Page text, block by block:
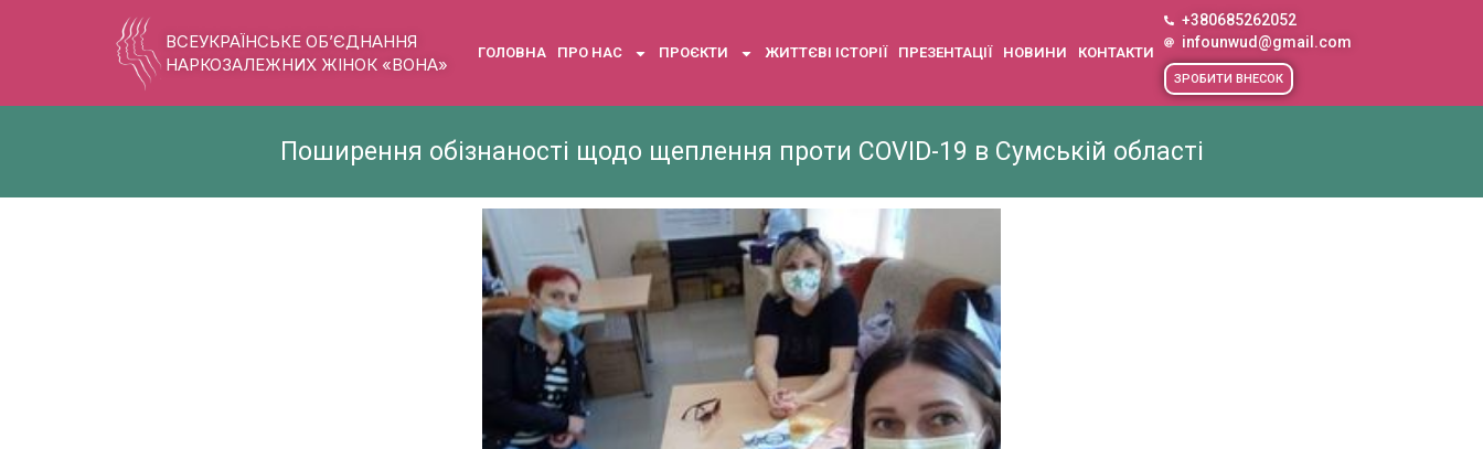
ВСЕУКРАЇНСЬКЕ ОБ’ЄДНАННЯ
НАРКОЗАЛЕЖНИХ ЖІНОК «ВОНА»
ГОЛОВНА ПРО НАС ПРОЄКТИ ЖИТТЄВІ ІСТОРІЇ ПРЕЗЕНТАЦІЇ НОВИНИ КОНТАКТИ
+380685262052
infounwud@gmail.com
ЗРОБИТИ ВНЕСОК
Поширення обізнаності щодо щеплення проти COVID-19 в Сумській області